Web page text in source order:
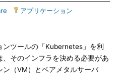
アプリケーション
ツールの「Kubernetes」を利
そのインフラを決める必要があ
（VM）とベアメタルサーバ